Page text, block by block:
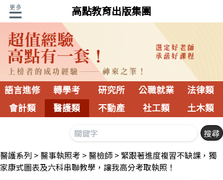
高點教育出版集團
語言進修 轉學考 研究所 公職就業
法律類
會計類
醫護類 不動產 社工類 土木類
醫護系列 醫事執照考 醫檢師
緊跟著進度複習不缺課，獨
家康式圖表及六科串聯教學，讓我高分考取執照！